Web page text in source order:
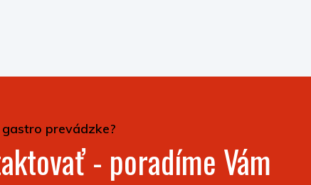
prevádzke?
- poradíme Vám